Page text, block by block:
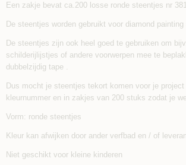
Een zakje bevat ca.200 losse ronde steentjes nr
De steentjes worden gebruikt voor diamond painting
De steentjes zijn ook heel goed te gebruiken om
schilderijlijstjes of andere voorwerpen mee te
dubbelzijdig tape .
Dus mocht je steentjes tekort komen voor je
kleurnummer en in zakjes van 200 stuks zodat je
Vorm: ronde steentjes
Kleur kan afwijken door ander verfbad en / of
Niet geschikt voor kleine kinderen